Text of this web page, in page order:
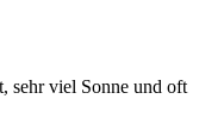
sehr viel Sonne und oft